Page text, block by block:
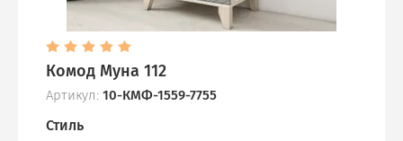
Комод Муна 112
Артикул: 10-КМФ-1559-7755
Стиль